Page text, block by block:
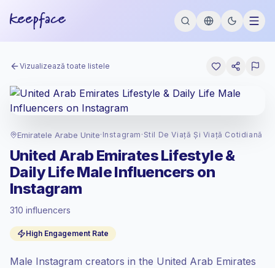
Vizualizează toate listele
Emiratele Arabe Unite· Instagram · Stil De Viață Și Viață Cotidiană
United Arab Emirates Lifestyle &
Daily Life Male Influencers on
Instagram
310 influencers
High Engagement Rate
Male Instagram creators in the United Arab Emirates
prețuiește la rata piață standard setată de
Reach mixt, audiențele mai mari = mai mult